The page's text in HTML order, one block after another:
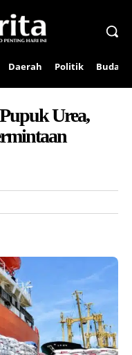
Daerah Politik Budaya
Urea,